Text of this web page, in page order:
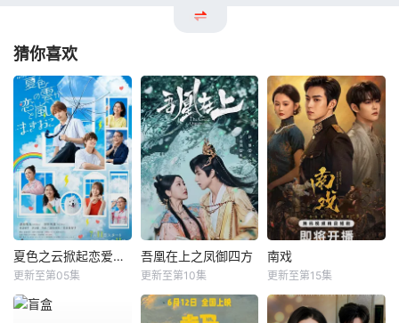
猜你喜欢
夏色之云掀起恋爱与风暴
更新至第05集
吾凰在上之凤御四方
更新至第10集
南戏
更新至第15集